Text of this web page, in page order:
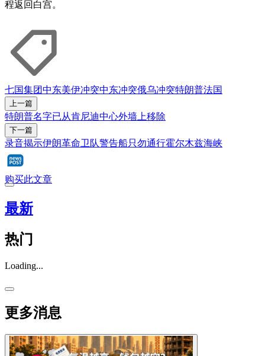
程返回白宫。
七国集团中东美伊冲突中东冲突俄乌冲突特朗普法国
上一篇
特朗普名字已从肯尼迪中心外墙上移除
下一篇
录音揭示伊朗革命卫队警告船只勿通行霍尔木兹海峡
购买此文章
最新
热门
Loading...
更多消息